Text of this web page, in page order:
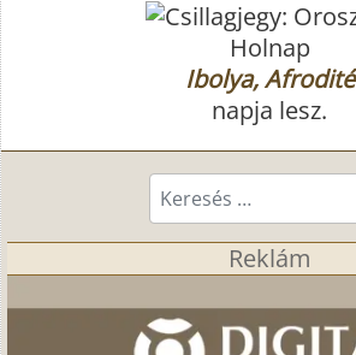
Holnap
Ibolya, Afrodité
napja lesz.
Keresés...
Reklám